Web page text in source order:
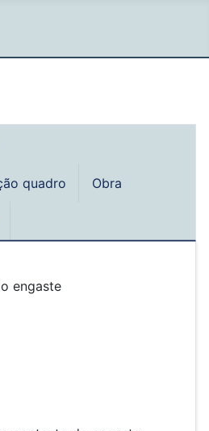
quadro Obra
engaste